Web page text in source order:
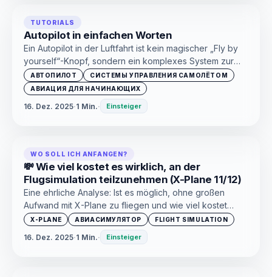
TUTORIALS
Autopilot in einfachen Worten
Ein Autopilot in der Luftfahrt ist kein magischer „Fly by
yourself“-Knopf, sondern ein komplexes System zur
Unterstützung von Piloten.
АВТОПИЛОТ
СИСТЕМЫ УПРАВЛЕНИЯ САМОЛЁТОМ
АВИАЦИЯ ДЛЯ НАЧИНАЮЩИХ
16. Dez. 2025·1 Min.· Einsteiger
WO SOLL ICH ANFANGEN?
💸 Wie viel kostet es wirklich, an der
Flugsimulation teilzunehmen (X-Plane 11/12)
Eine ehrliche Analyse: Ist es möglich, ohne großen
Aufwand mit X-Plane zu fliegen und wie viel kostet
dieses Hobby auf verschiedenen Ebenen wirklich?
X-PLANE АВИАСИМУЛЯТОР FLIGHT SIMULATION
16. Dez. 2025·1 Min.· Einsteiger